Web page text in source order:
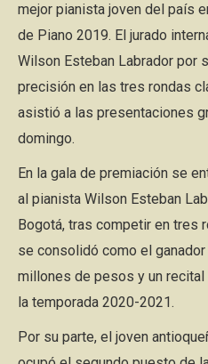
mejor pianista joven del país
de Piano 2019. El jurado
Wilson Esteban Labrador por
precisión en las tres rondas
asistió a las presentaciones
domingo.
En la gala de premiación se
al pianista Wilson Esteban
Bogotá, tras competir en tres
se consolidó como el
millones de pesos y un recital
la temporada 2020-2021.
Por su parte, el joven